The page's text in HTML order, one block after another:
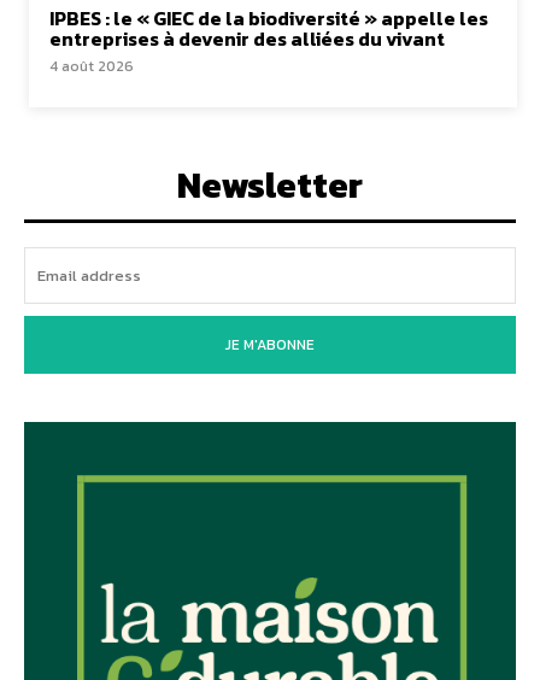
IPBES : le « GIEC de la biodiversité » appelle les
entreprises à devenir des alliées du vivant
4 août 2026
Newsletter
JE M'ABONNE